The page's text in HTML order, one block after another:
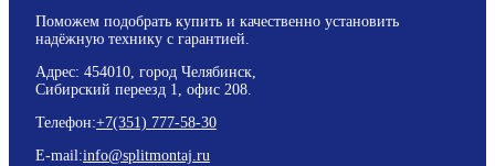
Поможем подобрать купить и качественно установить
надёжную технику с гарантией.
Адрес: 454010, город Челябинск,
Сибирский переезд 1, офис 208.
Телефон:+7(351) 777-58-30
E-mail:info@splitmontaj.ru